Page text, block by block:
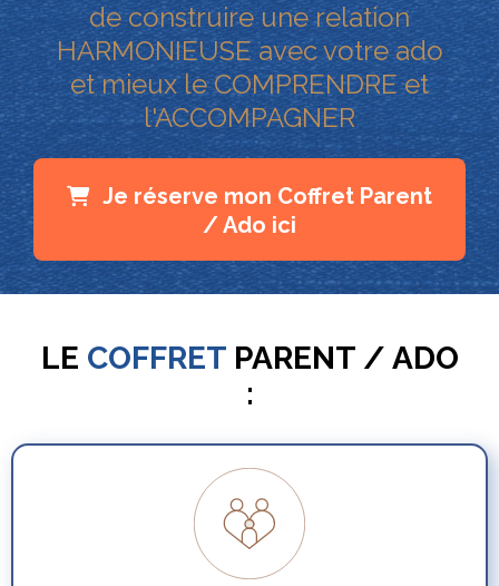
de construire une relation
HARMONIEUSE avec votre ado
et mieux le COMPRENDRE et
l'ACCOMPAGNER
Je réserve mon Coffret Parent
/ Ado ici
LE COFFRETPARENT / ADO
: